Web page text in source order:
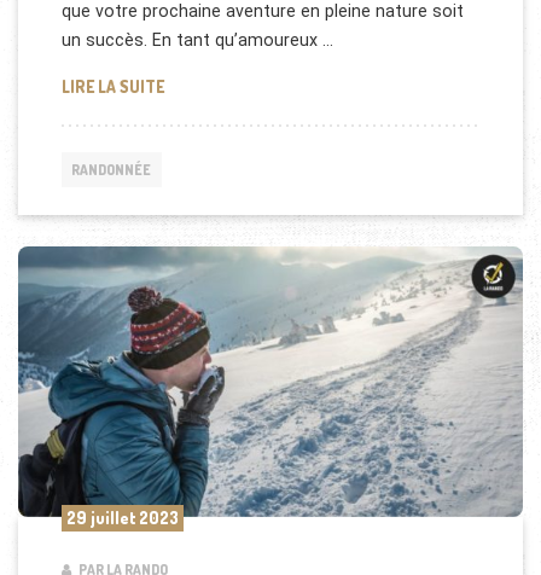
que votre prochaine aventure en pleine nature soit
un succès. En tant qu’amoureux …
LIRE LA SUITERANDONNER MALIN : NOS CONSEILS POUR
RANDONNÉE
29 juillet 2023
PAR LA RANDO